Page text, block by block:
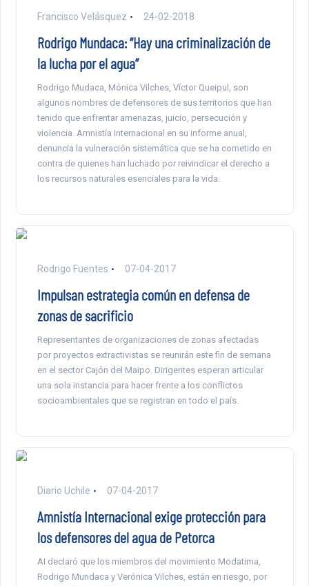
Francisco Velásquez 24-02-2018
Rodrigo Mundaca: “Hay una criminalización de
la lucha por el agua”
Rodrigo Mudaca, Mónica Vilches, Víctor Queipul, son
algunos nombres de defensores de sus territorios que han
tenido que enfrentar amenazas, juicio, persecución y
violencia. Amnistía Internacional en su informe anual,
denuncia la vulneración sistemática que se ha cometido en
contra de quienes han luchado por reivindicar el derecho a
los recursos naturales esenciales para la vida.
Rodrigo Fuentes 07-04-2017
Impulsan estrategia común en defensa de
zonas de sacrificio
Representantes de organizaciones de zonas afectadas
por proyectos extractivistas se reunirán este fin de semana
en el sector Cajón del Maipo. Dirigentes esperan articular
una sola instancia para hacer frente a los conflictos
socioambientales que se registran en todo el país.
Diario Uchile 07-04-2017
Amnistía Internacional exige protección para
los defensores del agua de Petorca
AI declaró que los miembros del movimiento Modatima,
Rodrigo Mundaca y Verónica Vilches, están en riesgo, por